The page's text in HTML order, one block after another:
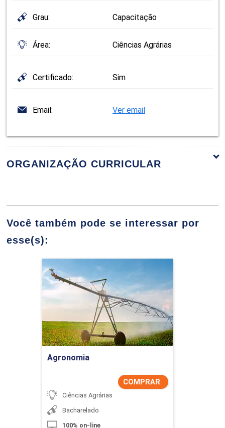
Grau: Capacitação
Área: Ciências Agrárias
Certificado: Sim
Email: Ver email
ORGANIZAÇÃO CURRICULAR
Sistemas de medição de desempenho
Estruturas do BSC e o desenvolvimento
de objetivos múltiplos
Monitoramento e controle da estratégia
Você também pode se interessar por
esse(s):
Agronomia
COMPRAR
Ciências Agrárias
Bacharelado
100% on-line
Agronomia
Detalhes do curso
Comprar Agora